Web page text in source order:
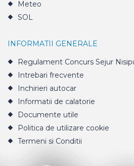
Meteo
SOL
INFORMATII GENERALE
Regulament Concurs Sejur
Intrebari frecvente
Inchirieri autocar
Informatii de calatorie
Documente utile
Politica de utilizare cookie
Termeni si Conditii